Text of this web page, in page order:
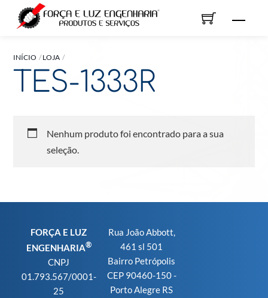
INÍCIO LOJA
TES-1333R
Nenhum produto foi encontrado para a sua
seleção.
FORÇA E LUZ
ENGENHARIA®
CNPJ
01.793.567/0001-
25
Rua João Abbott,
461 sl 501
Bairro Petrópolis
CEP 90460-150 -
Porto Alegre RS